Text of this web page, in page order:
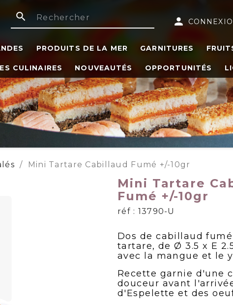
search person
PRODUITS DE LA MER GARNITURES
CULINAIRES NOUVEAUTÉS OPPORTUNITÉS
Mini Tartare Cabillaud Fumé +/-10gr
Mini Tartare
Fumé +/-10gr
réf : 13790-U
Dos de cabillaud
tartare, de Ø 3.5 x E
avec la mangue et le
Recette garnie d'une
douceur avant
d'Espelette et des